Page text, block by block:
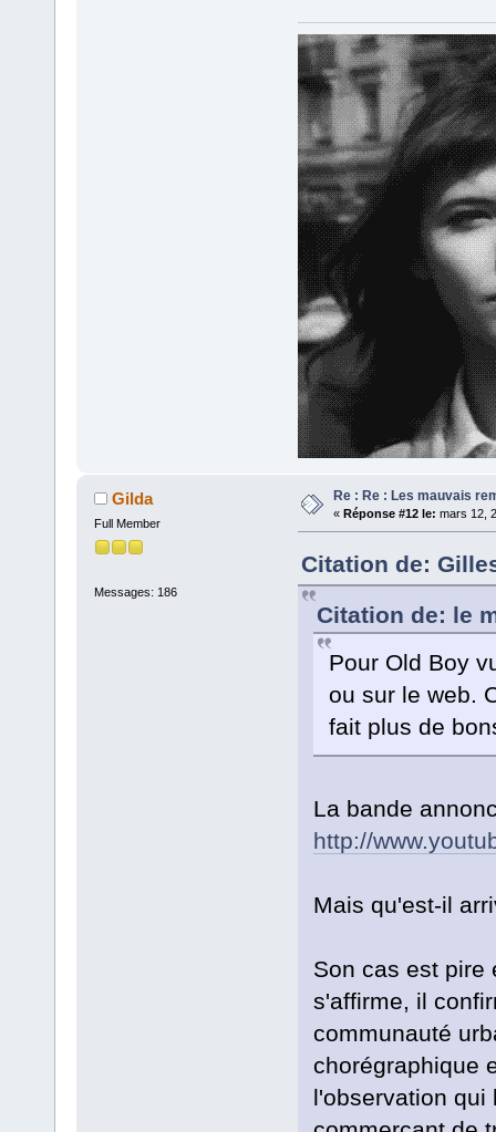
Gilda
Full Member
Messages: 186
Re : Re : Les mauvais
« Réponse #12 le: mars 12,
Citation de:
Citation de: le
Pour Old Boy
ou sur le web.
fait plus de
La bande
http://
Mais qu'est-il
Son cas est pire
s'affirme, il
communauté
chorégraphique
l'observation qui